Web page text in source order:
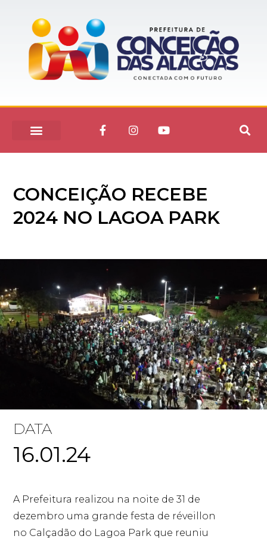
CONCEIÇÃO RECEBE
2024 NO LAGOA PARK
DATA
16.01.24
A Prefeitura realizou na noite de 31 de
dezembro uma grande festa de réveillon
no Calçadão do Lagoa Park que reuniu